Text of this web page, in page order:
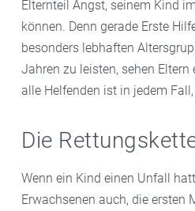
Elternteil Angst, seinem Kind
können. Denn gerade Erste
besonders lebhaften
Jahren zu leisten, sehen
alle Helfenden ist in jedem
Die
Wenn ein Kind einen Unfall
Erwachsenen auch, die ersten